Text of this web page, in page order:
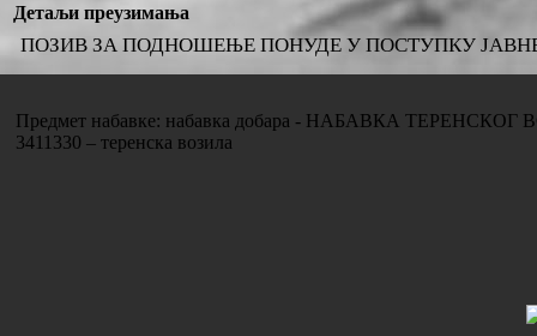
Детаљи преузимања
ПОЗИВ ЗА ПОДНОШЕЊЕ ПОНУДЕ У ПОСТУПКУ ЈАВНЕ
Предмет набавке: набавка добара - НАБАВКА
3411330 – теренска возила